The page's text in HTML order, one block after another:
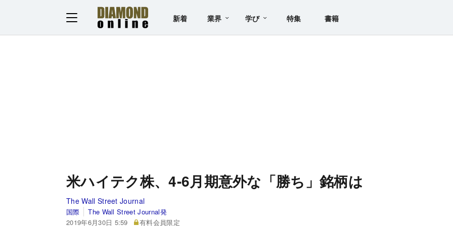
新着 業界 学び 特集 書籍
米ハイテク株、4-6月期意外な「勝ち」銘柄は
The Wall Street Journal
国際
The Wall Street Journal発
2019年6月30日 5:59
有料会員限定